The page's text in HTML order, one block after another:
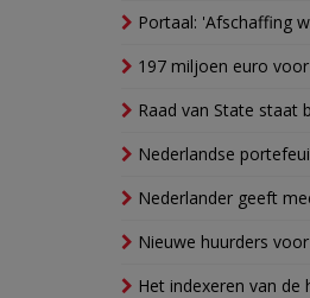
Portaal: 'Afschaffing
197 miljoen euro
Raad van State staat
Nederlandse
Nederlander geeft
Nieuwe huurders
Het indexeren van